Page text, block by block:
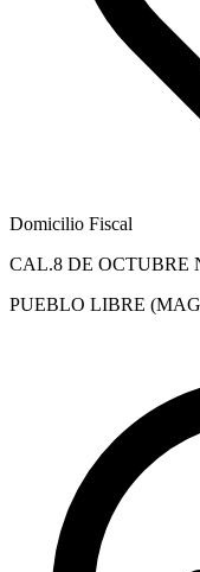
Domicilio Fiscal
CAL.8 DE OCTUBRE
PUEBLO LIBRE